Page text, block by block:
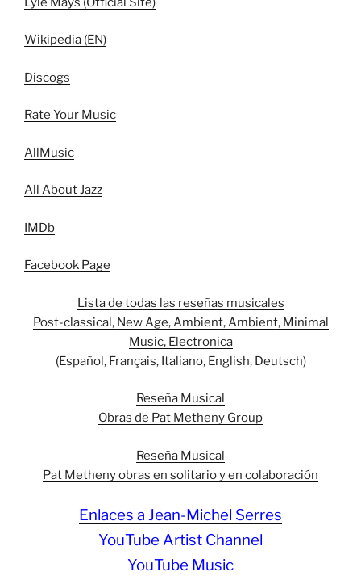
Wikipedia (EN)
Discogs
Rate Your Music
AllMusic
All About Jazz
IMDb
Facebook Page
Lista de todas las reseñas musicales
Post-classical, New Age, Ambient, Ambient, Minimal
Music, Electronica
(Español, Français, Italiano, English, Deutsch)
Reseña Musical
Obras de Pat Metheny Group
Reseña Musical
Pat Metheny obras en solitario y en colaboración
Enlaces a Jean-Michel Serres
YouTube Artist Channel
YouTube Music